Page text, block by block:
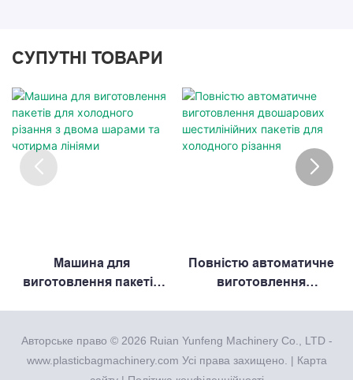
СУПУТНІ ТОВАРИ
Машина для
виготовлення пакетів
чотирма лініями
Повністю автоматичне
виготовлення
для холодного різання
Авторське право © 2026 Ruian Yunfeng Machinery Co., LTD -
www.plasticbagmachinery.com Усі права захищено. | Карта